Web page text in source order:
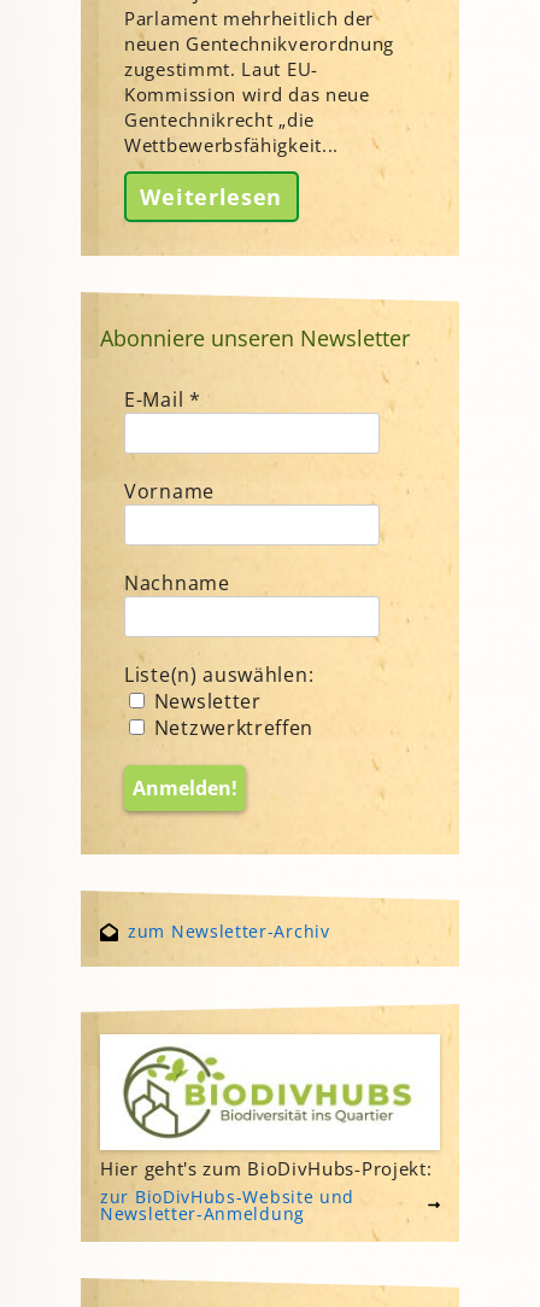
Parlament mehrheitlich der
neuen Gentechnikverordnung
zugestimmt. Laut EU-
Kommission wird das neue
Gentechnikrecht „die
Wettbewerbsfähigkeit...
Weiterlesen
Abonniere unseren Newsletter
E-Mail *
Vorname
Nachname
Liste(n) auswählen:
Newsletter
Netzwerktreffen
zum Newsletter-Archiv
Hier geht's zum BioDivHubs-Projekt:
zur BioDivHubs-Website und
Newsletter-Anmeldung